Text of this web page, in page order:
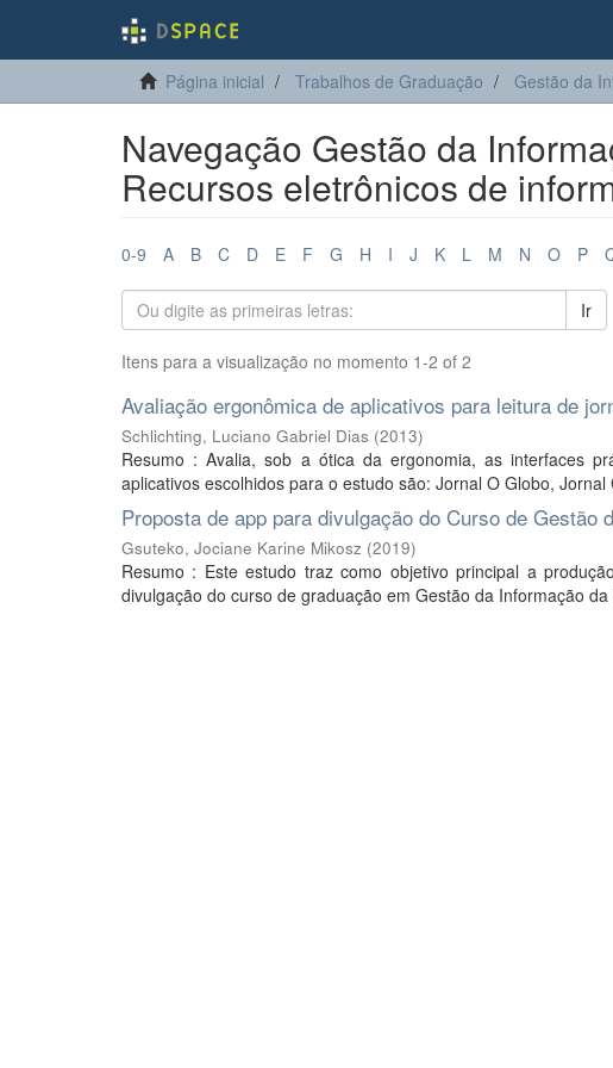
Página inicial Trabalhos de Graduação Gestão da
Navegação Gestão da
Recursos eletrônicos de
0-9 A B C D E F G H I J K L M N O P
Ir
Itens para a visualização no momento 1-2 of 2
Avaliação ergonômica de aplicativos para leitura de
Schlichting, Luciano Gabriel Dias (2013)
Resumo : Avalia, sob a ótica da ergonomia, as interfaces
aplicativos escolhidos para o estudo são: Jornal O Globo,
Proposta de app para divulgação do Curso de
Gsuteko, Jociane Karine Mikosz (2019)
Resumo : Este estudo traz como objetivo principal a
divulgação do curso de graduação em Gestão da Informação